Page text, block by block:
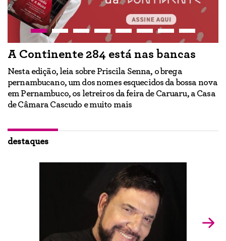
A Continente 284 está nas bancas
Nesta edição, leia sobre Priscila Senna, o brega
pernambucano, um dos nomes esquecidos da bossa nova
em Pernambuco, os letreiros da feira de Caruaru, a Casa
de Câmara Cascudo e muito mais
destaques